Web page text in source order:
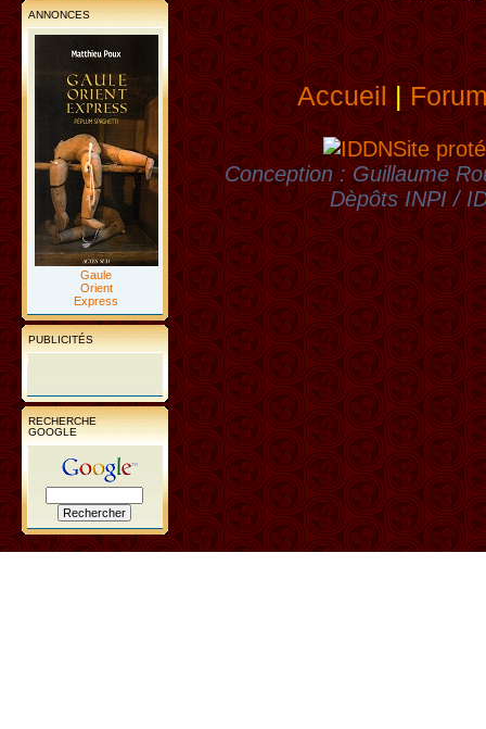
ANNONCES
Gaule
Orient
Express
PUBLICITÉS
RECHERCHE
GOOGLE
Accueil|
Site
Conception : Guillaume
Dèpôts INPI /